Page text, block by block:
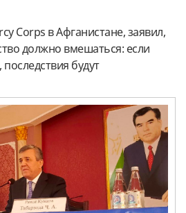
Corps в Афганистане, заявил,
должно вмешаться: если
будут